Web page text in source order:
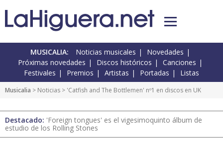
MUSICALIA: Noticias musicales
Novedades
Próximas novedades
Discos históricos
Canciones
Festivales
Premios Artistas Portadas Listas
Musicalia > Noticias > 'Catfish and The Bottlemen' nº1 en discos en UK
Destacado: 'Foreign tongues' es el vigesimoquinto álbum de
estudio de los Rolling Stones